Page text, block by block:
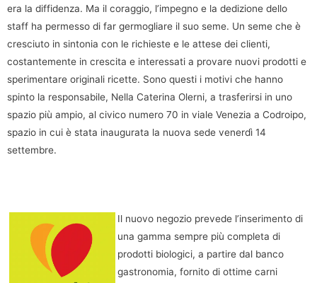
era la diffidenza. Ma il coraggio, l’impegno e la dedizione dello
staff ha permesso di far germogliare il suo seme. Un seme che è
cresciuto in sintonia con le richieste e le attese dei clienti,
costantemente in crescita e interessati a provare nuovi prodotti e
sperimentare originali ricette. Sono questi i motivi che hanno
spinto la responsabile, Nella Caterina Olerni, a trasferirsi in uno
spazio più ampio, al civico numero 70 in viale Venezia a Codroipo,
spazio in cui è stata inaugurata la nuova sede venerdì 14
settembre.
Il nuovo negozio prevede l’inserimento di
una gamma sempre più completa di
prodotti biologici, a partire dal banco
gastronomia, fornito di ottime carni